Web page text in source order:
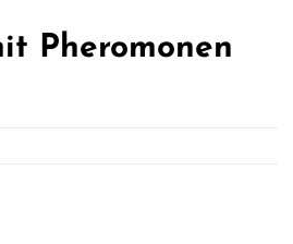
Pheromonen